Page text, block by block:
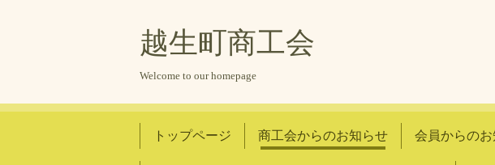
越生町商工会
Welcome to our homepage
トップページ 商工会からのお知らせ 会員からの